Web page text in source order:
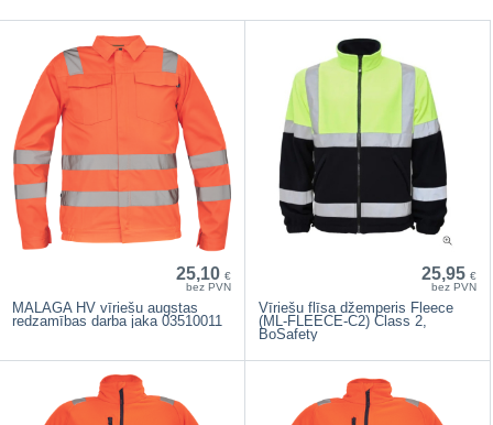
25,10 €
bez PVN
MALAGA HV vīriešu augstas
redzamības darba jaka 03510011
25,95 €
bez PVN
Vīriešu flīsa džemperis Fleece
(ML-FLEECE-C2) Class 2,
BoSafety